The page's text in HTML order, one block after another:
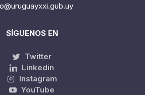
SÍGUENOS EN
Twitter
Linkedin
Instagram
YouTube